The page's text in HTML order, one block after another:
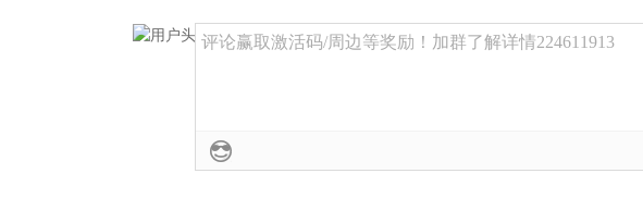
评论赢取激活码/周边等奖励！加群了解详情224611913